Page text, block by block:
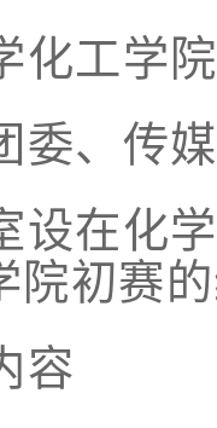
化工学院
委、传
设在化
院初赛
容